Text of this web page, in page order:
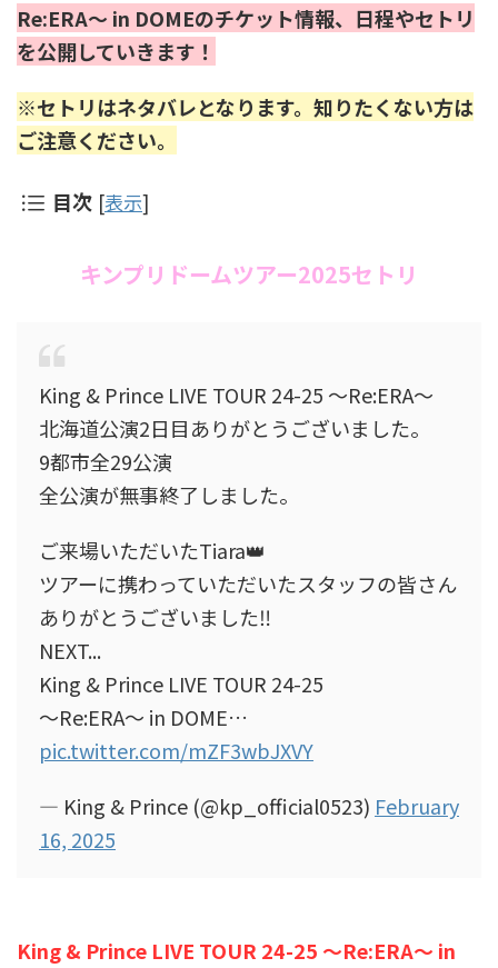
Re:ERA～ in DOMEのチケット情報、日程やセトリ
を公開していきます！
※セトリはネタバレとなります。知りたくない方は
ご注意ください。
目次 [表示]
キンプリドームツアー2025セトリ
King & Prince LIVE TOUR 24-25 〜Re:ERA〜
北海道公演2日目ありがとうございました。
9都市全29公演
全公演が無事終了しました。
ご来場いただいたTiara👑
ツアーに携わっていただいたスタッフの皆さん
ありがとうございました‼︎
NEXT...
King & Prince LIVE TOUR 24-25
～Re:ERA～ in DOME…
pic.twitter.com/mZF3wbJXVY
— King & Prince (@kp_official0523) February
16, 2025
King & Prince LIVE TOUR 24-25 ～Re:ERA～ in